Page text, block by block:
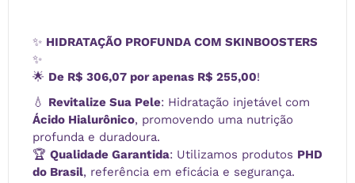
✨ HIDRATAÇÃO PROFUNDA COM SKINBOOSTERS
✨
🌟 De R$ 306,07 por apenas R$ 255,00!
💧 Revitalize Sua Pele: Hidratação injetável com
Ácido Hialurônico, promovendo uma nutrição
profunda e duradoura.
🏆 Qualidade Garantida: Utilizamos produtos PHD
do Brasil, referência em eficácia e segurança.